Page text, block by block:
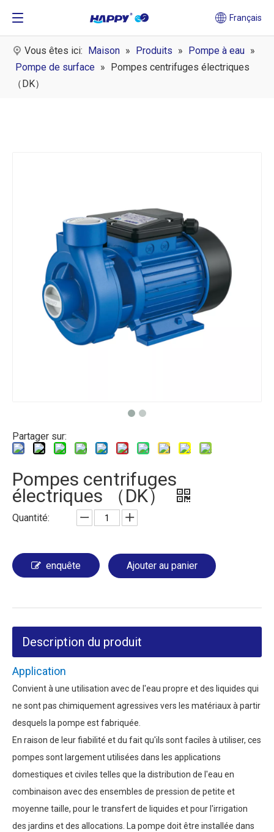
Français
Vous êtes ici: Maison » Produits » Pompe à eau »
Pompe de surface » Pompes centrifuges électriques
（DK）
Partager sur:
Pompes centrifuges
électriques （DK）
Quantité:
enquête Ajouter au panier
Description du produit
Application
Convient à une utilisation avec de l'eau propre et des liquides qui
ne sont pas chimiquement agressives vers les matériaux à partir
desquels la pompe est fabriquée.
En raison de leur fiabilité et du fait qu'ils sont faciles à utiliser, ces
pompes sont largement utilisées dans les applications
domestiques et civiles telles que la distribution de l'eau en
combinaison avec des ensembles de pression de petite et
moyenne taille, pour le transfert de liquides et pour l'irrigation
des jardins et des allocations. La pompe doit être installée dans